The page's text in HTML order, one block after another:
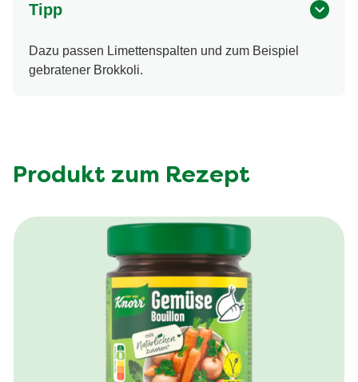
Tipp
Dazu passen Limettenspalten und zum Beispiel
gebratener Brokkoli.
Produkt zum Rezept